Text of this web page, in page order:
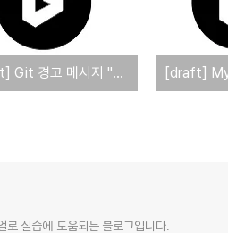
[draft] Git 경고 메시지 "LF will be replaced by CRLF the next time Git touches it" 해결 방법
로 실습에 도움되는 블로그입니다.